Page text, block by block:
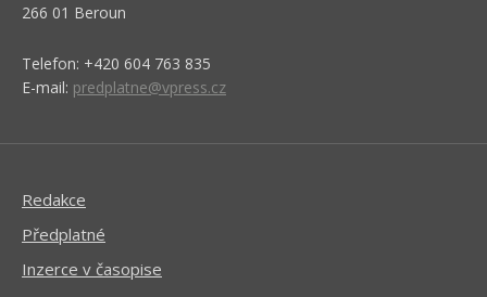
266 01 Beroun
Telefon: +420 604 763 835
E-mail: predplatne@vpress.cz
Redakce
Předplatné
Inzerce v časopise